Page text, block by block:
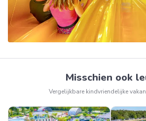
Misschien ook
Vergelijkbare kindvriendelijke